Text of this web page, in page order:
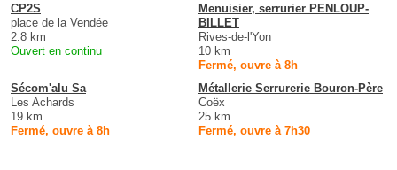
CP2S
place de la Vendée
2.8 km
Ouvert en continu
Menuisier, serrurier PENLOUP-
BILLET
Rives-de-l'Yon
10 km
Fermé, ouvre à 8h
Sécom'alu Sa
Les Achards
19 km
Fermé, ouvre à 8h
Métallerie Serrurerie Bouron-Père
Coëx
25 km
Fermé, ouvre à 7h30